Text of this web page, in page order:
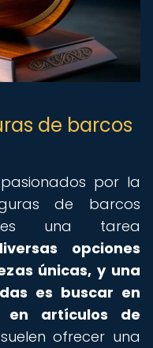
de barcos
por la
de barcos
es una tarea
opciones
únicas, y una
es buscar en
en artículos de
ofrecer una